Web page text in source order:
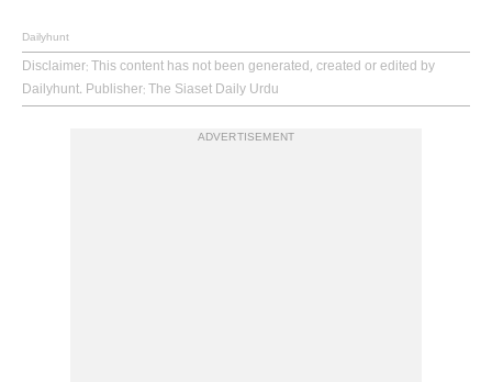
Dailyhunt
Disclaimer: This content has not been generated, created or edited by
Dailyhunt. Publisher: The Siaset Daily Urdu
ADVERTISEMENT